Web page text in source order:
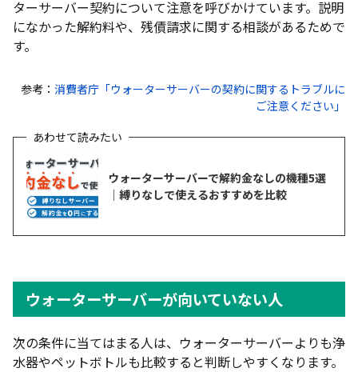
ターサーバー契約について注意を呼びかけています。説明
になかった解約料や、残債請求に関する相談があるためで
す。
参考： 消費者庁「ウォーターサーバーの契約に関するトラブルに
ご注意ください」
ウォーターサーバーで解約金なしの機種5選
｜縛りなしで使えるおすすめを比較
ウォーターサーバーが向いていない人
次の条件に当てはまる人は、ウォーターサーバーよりも浄
水器やペットボトルも比較すると判断しやすくなります。